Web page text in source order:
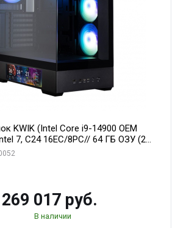
KWIK (Intel Core i9-14900 OEM
7, C24 16EC/8PC// 64 ГБ ОЗУ (2
GAMINGPRO OC 16GB GDDR7
269 017 руб.
В наличии